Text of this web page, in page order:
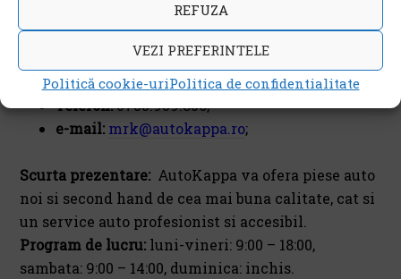
REFUZA
VEZI PREFERINTELE
Politică cookie-uriPolitica de confidentialitate
Craiova, judetul Dolj;
Telefon:0733.939.856;
e-mail: mrk@autokappa.ro;
Scurta prezentare: AutoKappa va ofera piese auto
noi si second hand de cea mai buna calitate, cat si
un service auto profesionist si accesibil.
Program de lucru: luni-vineri: 9:00 – 18:00,
sambata: 9:00 – 14:00, duminica: inchis.